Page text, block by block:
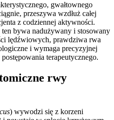
gwałtownego
przeszywa wzdłuż całej
z codziennej aktywności.
bywa nadużywany i stosowany
lędźwiowych, prawdziwa rwa
i wymaga precyzyjnej
terapeutycznego.
rwy
) wywodzi się z korzeni